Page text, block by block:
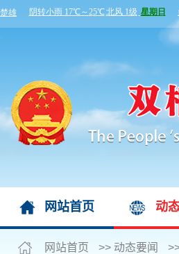
网站首页 动
网站首页 >> 动态要闻